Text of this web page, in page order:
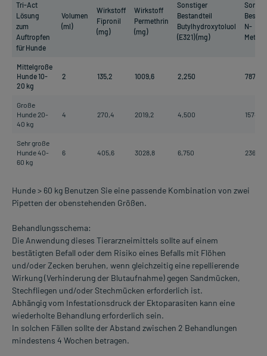
Tri-Act
Lösung
zum
Auftropfen
für Hunde
Volumen
(ml)
Wirkstoff
Fipronil
(mg)
Wirkstoff
Permethrin
(mg)
Sonstiger
Bestandteil
Butylhydroxytoluol
(E321) (mg)
N-
Mittelgroße
Hunde 10-
20 kg
2 135,2 1009,6 2,250 787,4
Große
Hunde 20-
40 kg
4 270,4 2019,2 4,500 1574,8
Sehr große
Hunde 40-
60 kg
6 405,6 3028,8 6,750 2362,2
Hunde > 60 kg Benutzen Sie eine passende Kombination von zwei
Pipetten der obenstehenden Größen.
Behandlungsschema:
Die Anwendung dieses Tierarzneimittels sollte auf einem
bestätigten Befall oder dem Risiko eines Befalls mit Flöhen
und/oder Zecken beruhen, wenn gleichzeitig eine repellierende
Wirkung (Verhinderung der Blutaufnahme) gegen Sandmücken,
Stechfliegen und/oder Stechmücken erforderlich ist.
Abhängig vom Infestationsdruck der Ektoparasiten kann eine
wiederholte Behandlung erforderlich sein.
In solchen Fällen sollte der Abstand zwischen 2 Behandlungen
mindestens 4 Wochen betragen.